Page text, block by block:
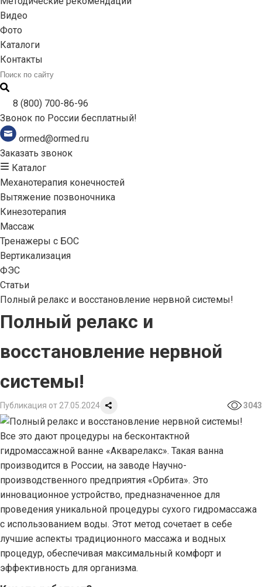
Видео
Фото
Каталоги
Контакты
8 (800) 700-86-96
Звонок по России бесплатный!
ormed@ormed.ru
Заказать звонок
Каталог
Механотерапия конечностей
Вытяжение позвоночника
Кинезотерапия
Массаж
Тренажеры с БОС
Вертикализация
ФЭС
Статьи
Полный релакс и восстановление нервной системы!
Полный релакс и
восстановление нервной
системы!
Публикация от 27.05.2024 3043
Все это дают процедуры на бесконтактной
гидромассажной ванне «Акварелакс». Такая ванна
производится в России, на заводе Научно-
производственного предприятия «Орбита». Это
инновационное устройство, предназначенное для
проведения уникальной процедуры сухого гидромассажа
с использованием воды. Этот метод сочетает в себе
лучшие аспекты традиционного массажа и водных
процедур, обеспечивая максимальный комфорт и
эффективность для организма.